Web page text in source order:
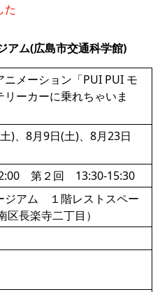
た
アム(広島市交通科学館)
ニメーション「PUI PUI モ
ーカーに乗れちゃいま
)、8月9日(土)、8月23日
第２回 13:30-15:30
ジアム １階レストスペー
区長楽寺二丁目）